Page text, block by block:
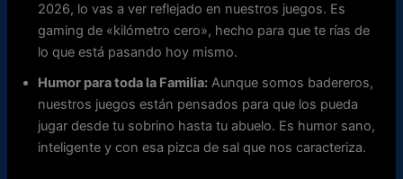
2026, lo vas a ver reflejado en nuestros juegos. Es
gaming de «kilómetro cero», hecho para que te rías de
lo que está pasando hoy mismo.
Humor para toda la Familia: Aunque somos badereros,
nuestros juegos están pensados para que los pueda
jugar desde tu sobrino hasta tu abuelo. Es humor sano,
inteligente y con esa pizca de sal que nos caracteriza.